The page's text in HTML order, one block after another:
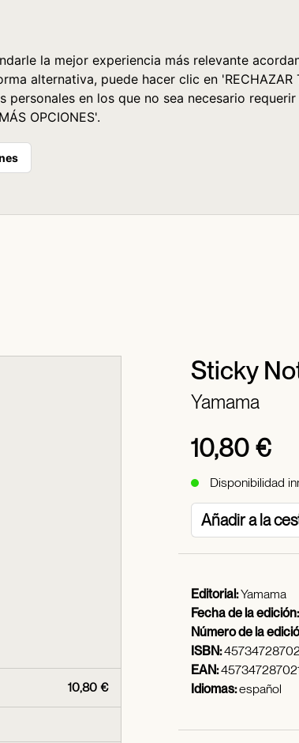
la mejor experiencia más relevante
alternativa, puede hacer clic en
en los que no sea necesario
OPCIONES'.
Sticky
Yamama
10,80 €
Disponibilidad
Añadir a la
10,80 €
Editorial:Yamama
Fecha de la edición:
Número de la
ISBN:
EAN:
Idiomas:español